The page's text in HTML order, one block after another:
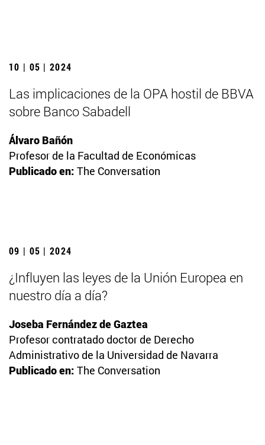
10 | 05 | 2024
Las implicaciones de la OPA hostil de BBVA
sobre Banco Sabadell
Álvaro Bañón
Profesor de la Facultad de Económicas
Publicado en: The Conversation
09 | 05 | 2024
¿Influyen las leyes de la Unión Europea en
nuestro día a día?
Joseba Fernández de Gaztea
Profesor contratado doctor de Derecho
Administrativo de la Universidad de Navarra
Publicado en: The Conversation